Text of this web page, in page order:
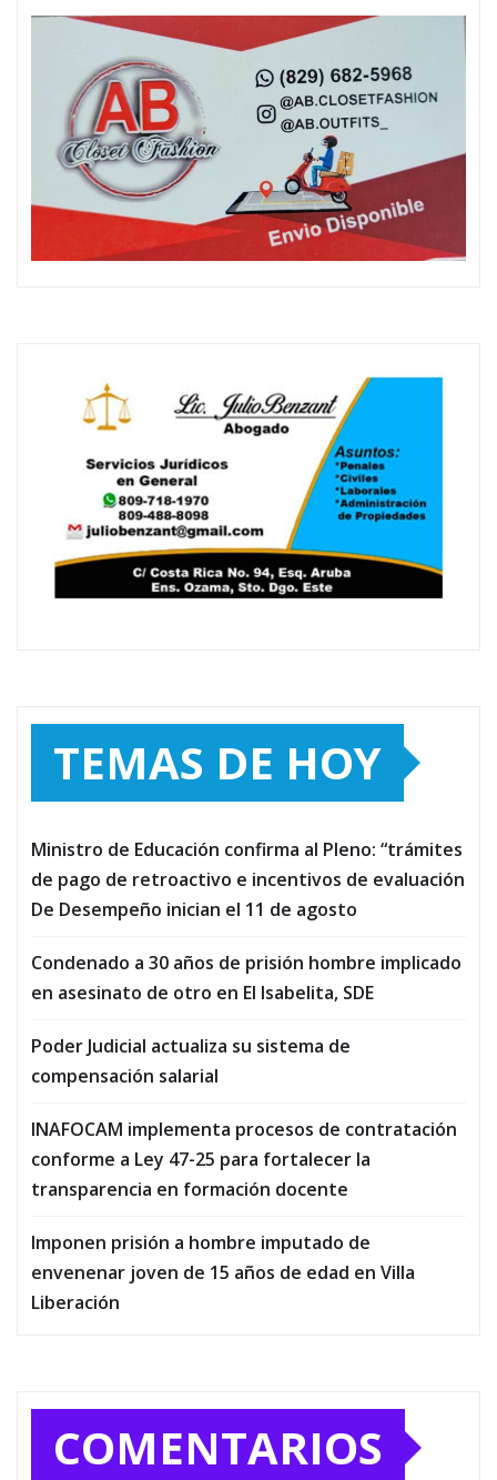
TEMAS DE HOY
Ministro de Educación confirma al Pleno: “trámites
de pago de retroactivo e incentivos de evaluación
De Desempeño inician el 11 de agosto
Condenado a 30 años de prisión hombre implicado
en asesinato de otro en El Isabelita, SDE
Poder Judicial actualiza su sistema de
compensación salarial
INAFOCAM implementa procesos de contratación
conforme a Ley 47-25 para fortalecer la
transparencia en formación docente
Imponen prisión a hombre imputado de
envenenar joven de 15 años de edad en Villa
Liberación
COMENTARIOS